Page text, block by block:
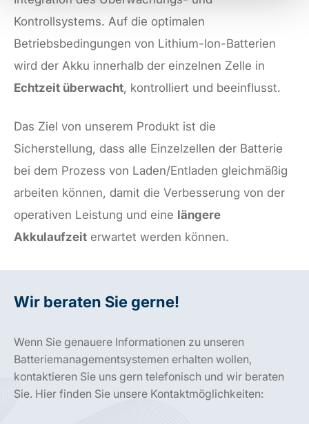
Kontrollsystems. Auf die optimalen
Betriebsbedingungen von Lithium-Ion-Batterien
wird der Akku innerhalb der einzelnen Zelle in
Echtzeit überwacht, kontrolliert und beeinflusst.
Das Ziel von unserem Produkt ist die
Sicherstellung, dass alle Einzelzellen der Batterie
bei dem Prozess von Laden/Entladen gleichmäßig
arbeiten können, damit die Verbesserung von der
operativen Leistung und eine längere
Akkulaufzeit erwartet werden können.
Wir beraten Sie gerne!
Wenn Sie genauere Informationen zu unseren
Batteriemanagementsystemen erhalten wollen,
kontaktieren Sie uns gern telefonisch und wir beraten
Sie. Hier finden Sie unsere Kontaktmöglichkeiten: